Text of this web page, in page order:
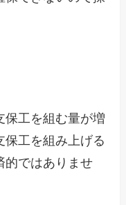
保工を組む量が増
保工を組み上げる
的ではありませ